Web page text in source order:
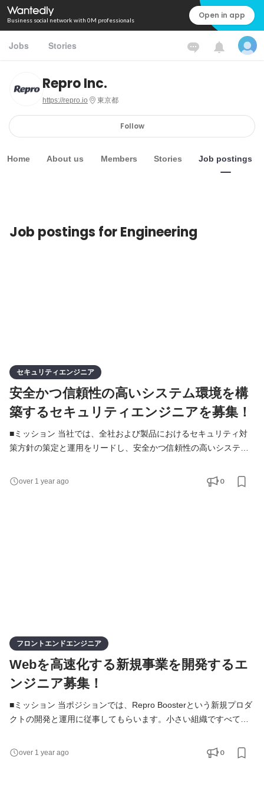
Business social network with 0M professionals Open in app
Jobs Stories
Repro Inc.
https://repro.io 東京都
Follow
Home About us Members Stories Job postings
Job postings for Engineering
セキュリティエンジニア
安全かつ信頼性の高いシステム環境を構
築するセキュリティエンジニアを募集！
■ミッション 当社では、全社および製品におけるセキュリティ対
策方針の策定と運用をリードし、安全かつ信頼性の高いシステム
す。このポジションでは、情報資産の保護、脅威の軽減、規格へ
の準拠を目指し、ISMSやPMSを含むセキュリティマネジメントの
over 1 year ago 0
フロントエンドエンジニア
Webを高速化する新規事業を開発するエ
ンジニア募集！
■ミッション 当ポジションでは、Repro Boosterという新規プロダ
クトの開発と運用に従事してもらいます。小さい組織ですべての
用改善など幅広い業務に携わることが可能です。またデータドリ
ブンな意思決定ができるような環境づくりも促進しており、小さ
over 1 year ago 0